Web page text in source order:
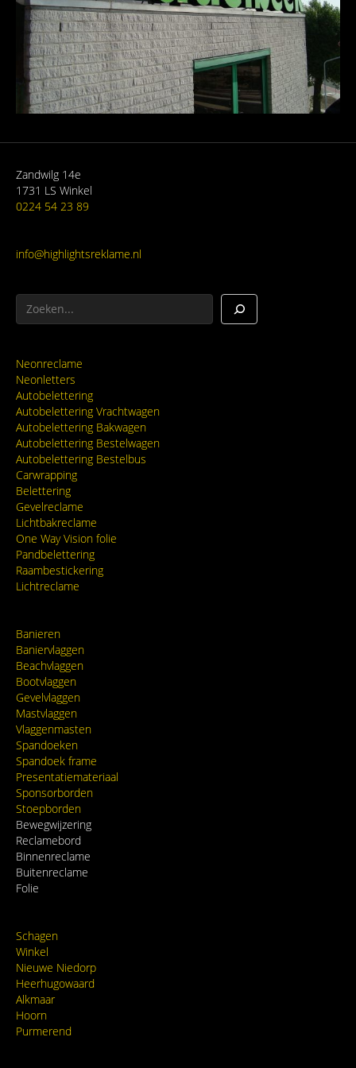
Zandwilg 14e
1731 LS Winkel
0224 54 23 89
info@highlightsreklame.nl
Zoeken
Neonreclame
Neonletters
Autobelettering
Autobelettering Vrachtwagen
Autobelettering Bakwagen
Autobelettering Bestelwagen
Autobelettering Bestelbus
Carwrapping
Belettering
Gevelreclame
Lichtbakreclame
One Way Vision folie
Pandbelettering
Raambestickering
Lichtreclame
Banieren
Baniervlaggen
Beachvlaggen
Bootvlaggen
Gevelvlaggen
Mastvlaggen
Vlaggenmasten
Spandoeken
Spandoek frame
Presentatiemateriaal
Sponsorborden
Stoepborden
Bewegwijzering
Reclamebord
Binnenreclame
Buitenreclame
Folie
Schagen
Winkel
Nieuwe Niedorp
Heerhugowaard
Alkmaar
Hoorn
Purmerend